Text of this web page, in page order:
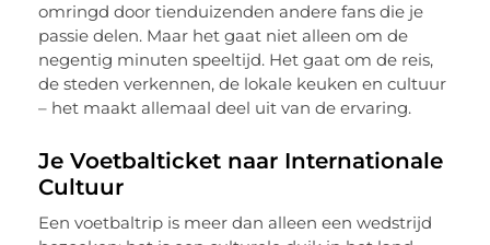
omringd door tienduizenden andere fans die je
passie delen. Maar het gaat niet alleen om de
negentig minuten speeltijd. Het gaat om de reis,
de steden verkennen, de lokale keuken en cultuur
– het maakt allemaal deel uit van de ervaring.
Je Voetbalticket naar Internationale
Cultuur
Een voetbaltrip is meer dan alleen een wedstrijd